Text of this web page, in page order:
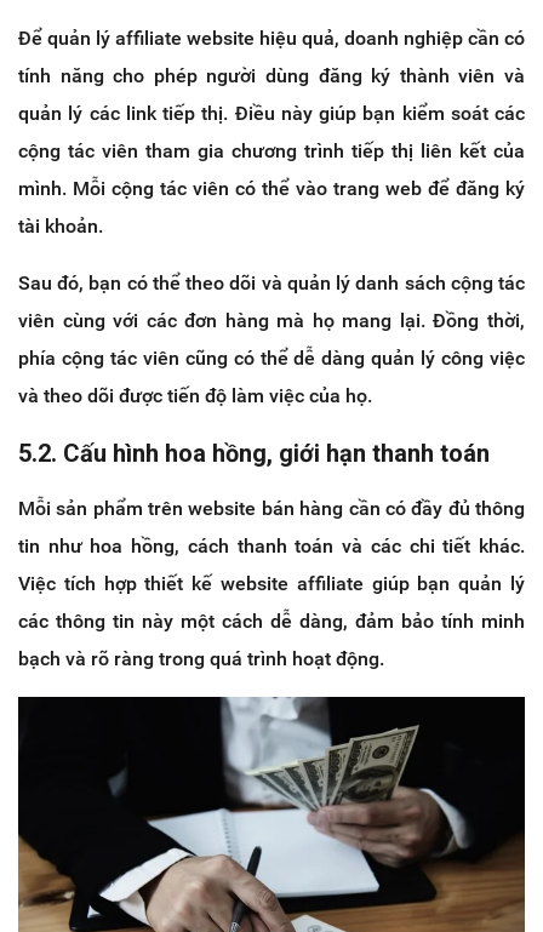
Để quản lý affiliate website hiệu quả, doanh nghiệp cần có
tính năng cho phép người dùng đăng ký thành viên và
quản lý các link tiếp thị. Điều này giúp bạn kiểm soát các
cộng tác viên tham gia chương trình tiếp thị liên kết của
mình. Mỗi cộng tác viên có thể vào trang web để đăng ký
tài khoản.
Sau đó, bạn có thể theo dõi và quản lý danh sách cộng tác
viên cùng với các đơn hàng mà họ mang lại. Đồng thời,
phía cộng tác viên cũng có thể dễ dàng quản lý công việc
và theo dõi được tiến độ làm việc của họ.
5.2. Cấu hình hoa hồng, giới hạn thanh toán
Mỗi sản phẩm trên website bán hàng cần có đầy đủ thông
tin như hoa hồng, cách thanh toán và các chi tiết khác.
Việc tích hợp thiết kế website affiliate giúp bạn quản lý
các thông tin này một cách dễ dàng, đảm bảo tính minh
bạch và rõ ràng trong quá trình hoạt động.